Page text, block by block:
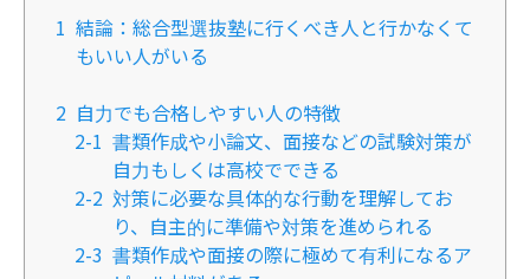
1 結論：総合型選抜塾に行くべき人と行かなくて
もいい人がいる
2 自力でも合格しやすい人の特徴
2-1 書類作成や小論文、面接などの試験対策が
自力もしくは高校でできる
2-2 対策に必要な具体的な行動を理解してお
り、自主的に準備や対策を進められる
2-3 書類作成や面接の際に極めて有利になるア